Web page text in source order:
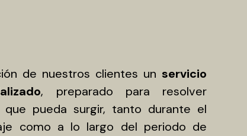
de nuestros clientes un servicio
, preparado para resolver
que pueda surgir, tanto durante el
como a lo largo del periodo de